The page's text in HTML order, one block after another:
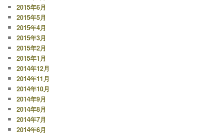
2015年6月
2015年5月
2015年4月
2015年3月
2015年2月
2015年1月
2014年12月
2014年11月
2014年10月
2014年9月
2014年8月
2014年7月
2014年6月